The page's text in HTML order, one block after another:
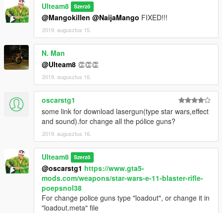
Ulteam8 Szerző
@Mangokillen @NaijaMango FIXED!!!
2019. augusztus 15.
N. Man
@Ulteam8 👏👏👏
2019. augusztus 16.
oscarstg1
some link for download lasergun(type star wars,effect
and sound).for change all the pólice guns?
2019. augusztus 16.
Ulteam8 Szerző
@oscarstg1 https://www.gta5-
mods.com/weapons/star-wars-e-11-blaster-rifle-
poepsnol38
For change police guns type "loadout", or change it in
"loadout.meta" file